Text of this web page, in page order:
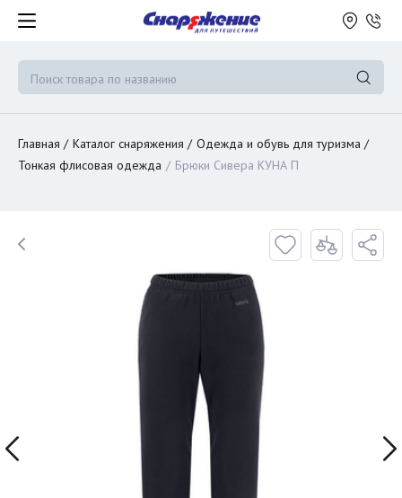
Главная Каталог снаряжения
Одежда и обувь для туризма
Тонкая флисовая одежда
Брюки Сивера КУНА П